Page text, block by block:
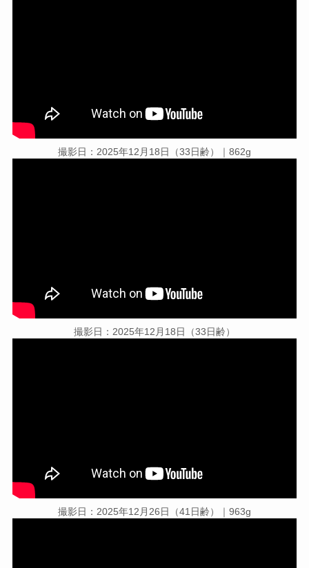
撮影日：2025年12月18日（33日齢）｜862g
撮影日：2025年12月18日（33日齢）
撮影日：2025年12月26日（41日齢）｜963g